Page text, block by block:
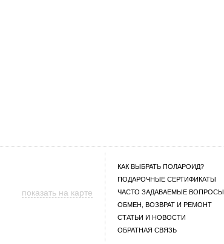
показать на карте
КАК ВЫБРАТЬ ПОЛАРОИД?
ПОДАРОЧНЫЕ СЕРТИФИКАТЫ
ЧАСТО ЗАДАВАЕМЫЕ ВОПРОСЫ
ОБМЕН, ВОЗВРАТ И РЕМОНТ
СТАТЬИ И НОВОСТИ
ОБРАТНАЯ СВЯЗЬ